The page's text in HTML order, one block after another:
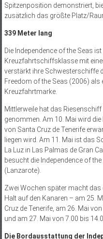
Spitzenposition demons­triert,
zusätzlich das größte Platz/
339 Meter lang
Die Independence of the Seas
Kreuzfahrtschiffsklasse mit
verstärkt ihre Schwesterschiffe
Freedom of the Seas (2006)
Kreuzfahrtmarke.
Mittlerweile hat das
genommen. Am 10. Mai wird
von Santa Cruz de Tenerife
liegen wird. Am 11. Mai ist das
La Luz in Las Palmas de Gran
besucht die Independence of
(Lanzarote).
Zwei Wochen später macht
Halt auf den Kanaren – am 25.
Cruz de Tenerife, am 26. Mai
und am 27. Mai von 7.00 bis
Die Bordausstattung der